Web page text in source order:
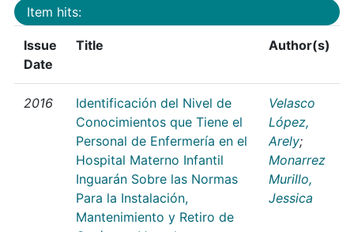
Item hits:
Issue
Date
Title Author(s)
2016
Identificación del Nivel de
Conocimientos que Tiene el
Personal de Enfermería en el
Hospital Materno Infantil
Inguarán Sobre las Normas
Para la Instalación,
Mantenimiento y Retiro de
Velasco
López,
Arely;
Monarrez
Murillo,
Jessica